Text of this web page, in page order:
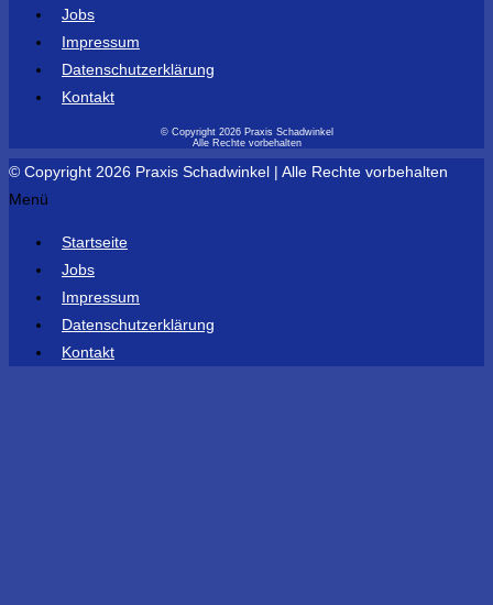
Jobs
Impressum
Datenschutzerklärung
Kontakt
© Copyright 2026 Praxis Schadwinkel
Alle Rechte vorbehalten
© Copyright 2026 Praxis Schadwinkel | Alle Rechte vorbehalten
Menü
Startseite
Jobs
Impressum
Datenschutzerklärung
Kontakt